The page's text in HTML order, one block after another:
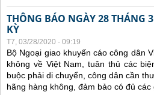
THÔNG BÁO NGÀY 28 THÁNG
KỲ
T7, 03/28/2020 - 09:19
Bộ Ngoại giao khuyến cáo công dân
không về Việt Nam, tuân thủ các
buộc phải di chuyển, công dân cần
hãng hàng không, đảm bảo có đủ